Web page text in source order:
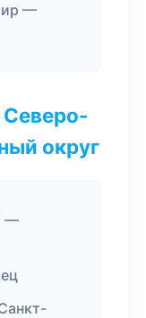
—
Северо-
округ
—